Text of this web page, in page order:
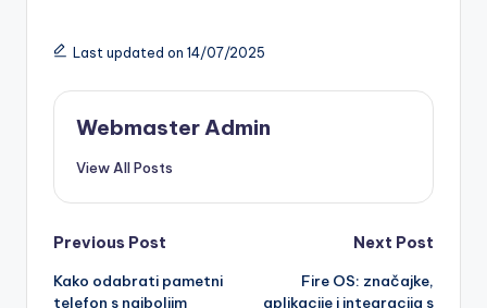
Last updated on 14/07/2025
Webmaster Admin
View All Posts
Post
navigation
Previous Post
Kako odabrati pametni
telefon s najboljim
Next Post
Fire OS: značajke,
aplikacije i integracija s